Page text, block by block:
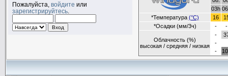
Пожалуйста, войдите или
зарегистрируйтесь.